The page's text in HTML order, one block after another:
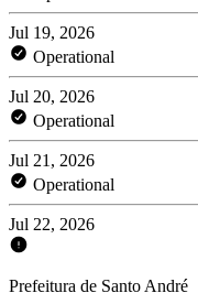
Jul 19, 2026
Operational
Jul 20, 2026
Operational
Jul 21, 2026
Operational
Jul 22, 2026
Prefeitura de Santo André